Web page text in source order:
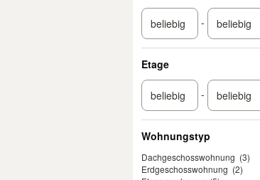
-
Etage
-
Wohnungstyp
Dachgeschosswohnung (3)
Erdgeschosswohnung (2)